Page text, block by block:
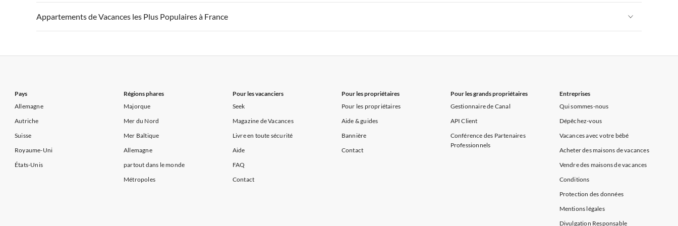
Appartements de Vacances à Côte atlantique Appartements de Vacances à la Normandie Appartements de Vacances à Sud de la France Appartements de Vacances à Provence
Appartements de Vacances à Côte d'Azur
Appartements de Vacances à France Appartements de Vacances à Paris-Ile de France
Appartements de Vacances à Côte atlantique Appartements de Vacances à la Normandie Appartements de Vacances à Sud de la France Appartements de Vacances à Provence
Appartements de Vacances les Plus Populaires à France
Pays
Allemagne
Autriche
Suisse
Royaume-Uni
États-Unis
Régions phares
Majorque
Mer du Nord
Mer Baltique
Allemagne
partout dans le monde
Métropoles
Pour les vacanciers
Seek
Magazine de Vacances
Livre en toute sécurité
Aide
FAQ
Contact
Pour les propriétaires
Pour les propriétaires
Aide & guides
Bannière
Contact
Pour les grands propriétaires
Gestionnaire de Canal
API Client
Conférence des Partenaires
Professionnels
Entreprises
Qui sommes-nous
Dépêchez-vous
Vacances avec votre bébé
Acheter des maisons de vacances
Vendre des maisons de vacances
Conditions
Protection des données
Mentions légales
Divulgation Responsable